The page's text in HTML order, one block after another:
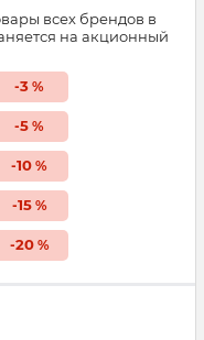
всех брендов в
на акционный
-3 %
-5 %
-10 %
-15%
-20%